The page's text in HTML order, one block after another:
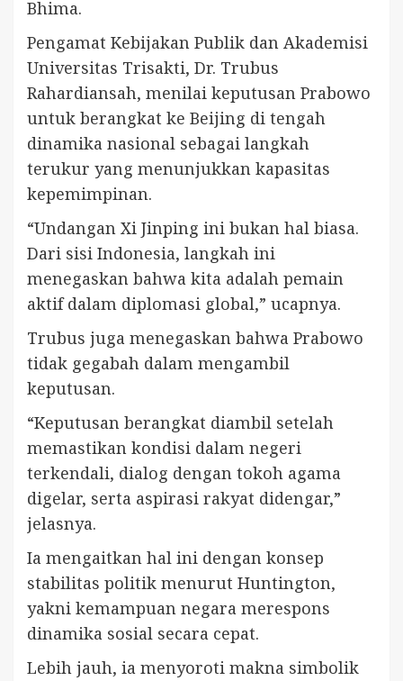
Bhima.
Pengamat Kebijakan Publik dan Akademisi
Universitas Trisakti, Dr. Trubus
Rahardiansah, menilai keputusan Prabowo
untuk berangkat ke Beijing di tengah
dinamika nasional sebagai langkah
terukur yang menunjukkan kapasitas
kepemimpinan.
“Undangan Xi Jinping ini bukan hal biasa.
Dari sisi Indonesia, langkah ini
menegaskan bahwa kita adalah pemain
aktif dalam diplomasi global,” ucapnya.
Trubus juga menegaskan bahwa Prabowo
tidak gegabah dalam mengambil
keputusan.
“Keputusan berangkat diambil setelah
memastikan kondisi dalam negeri
terkendali, dialog dengan tokoh agama
digelar, serta aspirasi rakyat didengar,”
jelasnya.
Ia mengaitkan hal ini dengan konsep
stabilitas politik menurut Huntington,
yakni kemampuan negara merespons
dinamika sosial secara cepat.
Lebih jauh, ia menyoroti makna simbolik